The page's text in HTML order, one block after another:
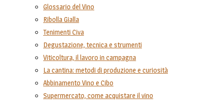
Glossario del Vino
Ribolla Gialla
Tenimenti Civa
Degustazione, tecnica e strumenti
Viticoltura, il lavoro in campagna
La cantina: metodi di produzione e curiosità
Abbinamento Vino e Cibo
Supermercato, come acquistare il vino